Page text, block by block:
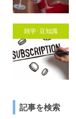
雑学･豆知識
記事を検索